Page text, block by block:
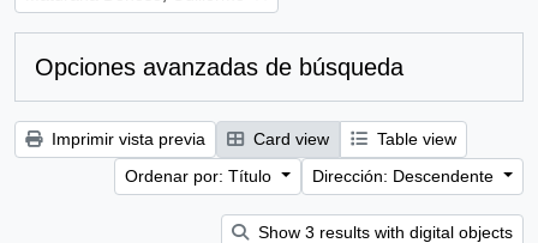
Opciones avanzadas de búsqueda
Imprimir vista previa Card view
Table view
Ordenar por: Título
Dirección: Descendente
Show 3 results with digital objects